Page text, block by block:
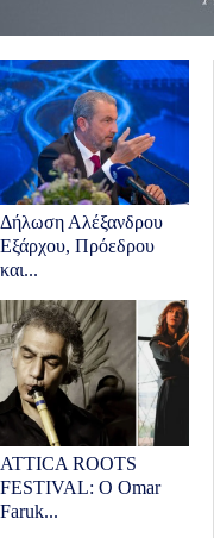
Δήλωση Αλέξανδρου
Εξάρχου, Πρόεδρου
και...
ATTICA ROOTS
FESTIVAL: Ο Omar
Faruk...